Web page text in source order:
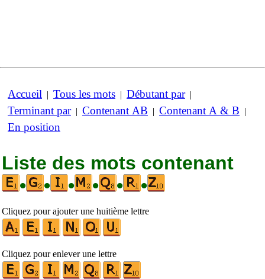
Accueil | Tous les mots | Débutant par|
Terminant par| Contenant AB | Contenant A & B |
En position
Liste des mots contenant
•
• • • • •
Cliquez pour ajouter une huitième lettre
Cliquez pour enlever une lettre